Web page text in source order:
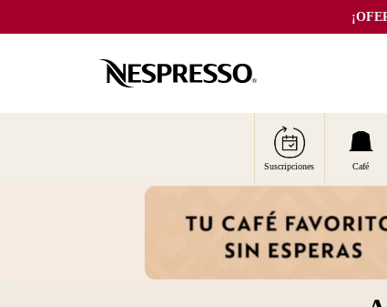
travel mug
travel tumbler
cápsulas
4.
descalcificador
Suscripciones Café